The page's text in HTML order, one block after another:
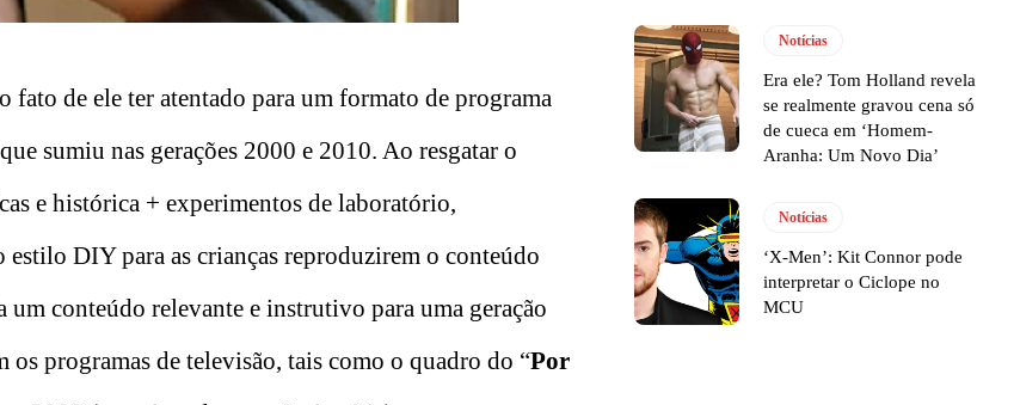
fato de ele ter atentado para um formato de programa
sumiu nas gerações 2000 e 2010. Ao resgatar o
e histórica + experimentos de laboratório,
DIY para as crianças reproduzirem o conteúdo
um conteúdo relevante e instrutivo para uma geração
programas de televisão, tais como o quadro do “Por
Notícias
Era ele? Tom Holland revela
se realmente gravou cena só
de cueca em ‘Homem-
Aranha: Um Novo Dia’
Notícias
‘X-Men’: Kit Connor pode
interpretar o Ciclope no
MCU